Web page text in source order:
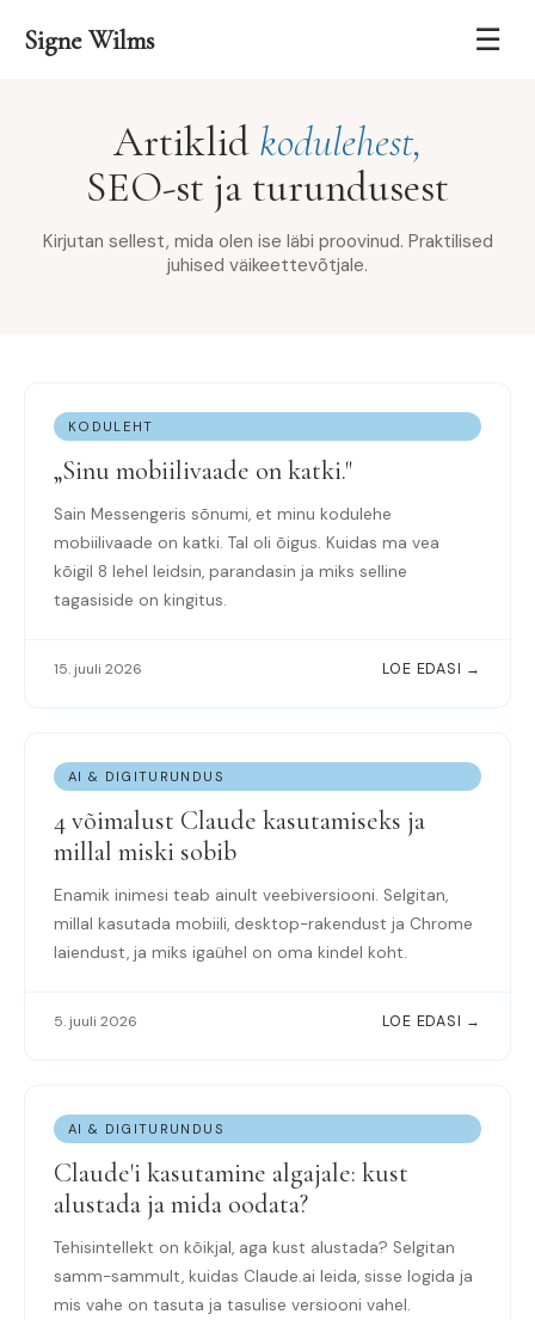
Signe Wilms ☰
Artiklid kodulehest,
SEO-st ja turundusest
Kirjutan sellest, mida olen ise läbi proovinud. Praktilised
juhised väikeettevõtjale.
KODULEHT
„Sinu mobiilivaade on katki."
Sain Messengeris sõnumi, et minu kodulehe
mobiilivaade on katki. Tal oli õigus. Kuidas ma vea
kõigil 8 lehel leidsin, parandasin ja miks selline
tagasiside on kingitus.
15. juuli 2026 LOE EDASI →
AI & DIGITURUNDUS
4 võimalust Claude kasutamiseks ja
millal miski sobib
Enamik inimesi teab ainult veebiversiooni. Selgitan,
millal kasutada mobiili, desktop-rakendust ja Chrome
laiendust, ja miks igaühel on oma kindel koht.
5. juuli 2026 LOE EDASI →
AI & DIGITURUNDUS
Claude'i kasutamine algajale: kust
alustada ja mida oodata?
Tehisintellekt on kõikjal, aga kust alustada? Selgitan
samm-sammult, kuidas Claude.ai leida, sisse logida ja
mis vahe on tasuta ja tasulise versiooni vahel.